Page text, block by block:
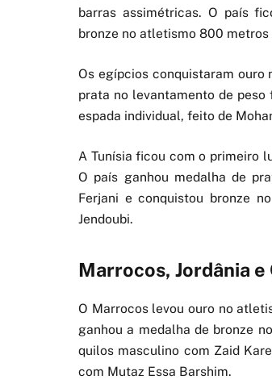
barras assimétricas. O país
bronze no atletismo 800
Os egípcios conquistaram
prata no levantamento de peso
espada individual, feito de
A Tunísia ficou com o primeiro
O país ganhou medalha de
Ferjani e conquistou bronze
Jendoubi.
Marrocos, Jordânia e
O Marrocos levou ouro no
ganhou a medalha de bronze
quilos masculino com Zaid
com Mutaz Essa Barshim.